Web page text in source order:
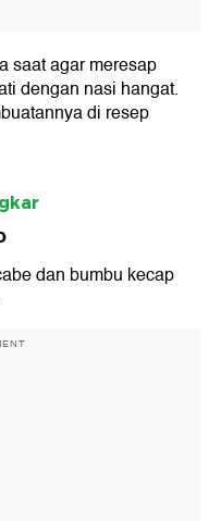
saat agar meresap
dengan nasi hangat.
di resep
dan bumbu kecap